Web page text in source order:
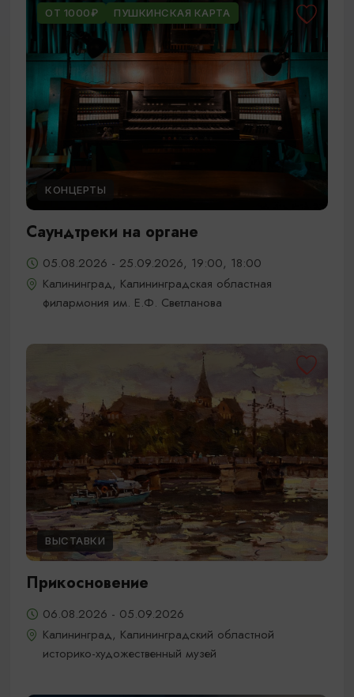
ОТ 1000₽ ПУШКИНСКАЯ КАРТА
КОНЦЕРТЫ
Саундтреки на органе
05.08.2026 - 25.09.2026, 19:00, 18:00
Калининград, Калининградская областная
филармония им. Е.Ф. Светланова
ВЫСТАВКИ
Прикосновение
06.08.2026 - 05.09.2026
Калининград, Калининградский областной
историко-художественный музей